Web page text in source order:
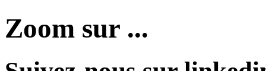
Zoom sur ...